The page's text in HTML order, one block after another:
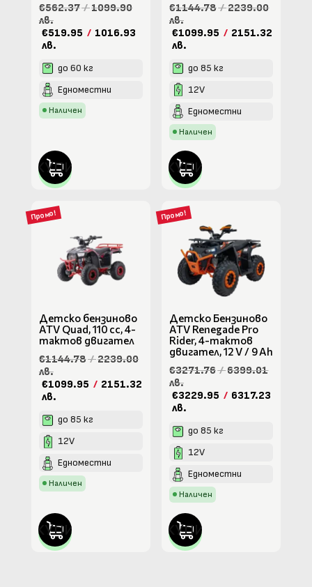
€562.37/1099.90
лв.
€519.95 / 1016.93
лв.
до 60 кг
Едноместни
Наличен
КУПИ
€1144.78/2239.00
лв.
€1099.95 / 2151.32
лв.
до 85 кг
12V
Едноместни
Наличен
КУПИ
Промо!
Детско бензиново
ATV Quad, 110 cc, 4-
тактов двигател
€1144.78/2239.00
лв.
€1099.95 / 2151.32
лв.
до 85 кг
12V
Едноместни
Наличен
КУПИ
Промо!
Детско Бензиново
ATV Renegade Pro
Rider, 4-тактов
двигател, 12 V / 9 Ah
€3271.76/6399.01
лв.
€3229.95 / 6317.23
лв.
до 85 кг
12V
Едноместни
Наличен
КУПИ